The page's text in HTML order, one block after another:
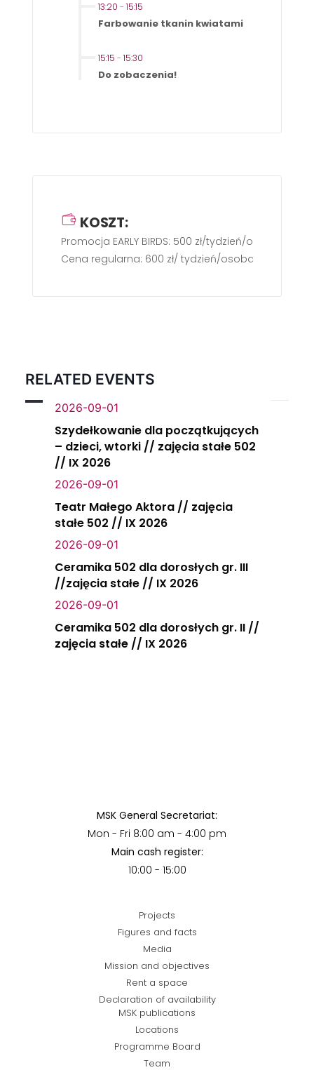
13:20 - 15:15
Farbowanie tkanin kwiatami
15:15 - 15:30
Do zobaczenia!
KOSZT:
Promocja EARLY BIRDS: 500 zł/tydzień/osoba
Cena regularna: 600 zł/ tydzień/osoba
RELATED EVENTS
2026-09-01
Szydełkowanie dla początkujących
– dzieci, wtorki // zajęcia stałe 502
// IX 2026
2026-09-01
Teatr Małego Aktora // zajęcia
stałe 502 // IX 2026
2026-09-01
Ceramika 502 dla dorosłych gr. III
//zajęcia stałe // IX 2026
2026-09-01
Ceramika 502 dla dorosłych gr. II //
zajęcia stałe // IX 2026
MSK General Secretariat:
Mon - Fri 8:00 am - 4:00 pm
Main cash register:
10:00 - 15:00
Projects
Figures and facts
Media
Mission and objectives
Rent a space
Declaration of availability
MSK publications
Locations
Programme Board
Team